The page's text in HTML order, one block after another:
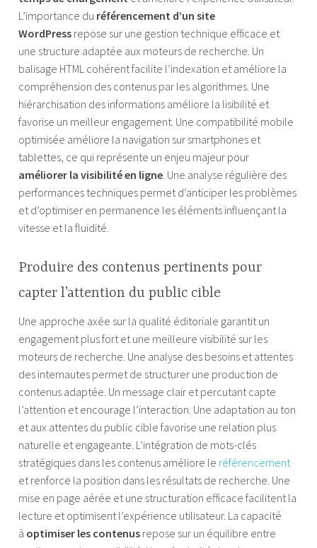
L’importance du référencement d’un site
WordPress repose sur une gestion technique efficace et
une structure adaptée aux moteurs de recherche. Un
balisage HTML cohérent facilite l’indexation et améliore la
compréhension des contenus par les algorithmes. Une
hiérarchisation des informations améliore la lisibilité et
favorise un meilleur engagement. Une compatibilité mobile
optimisée améliore la navigation sur smartphones et
tablettes, ce qui représente un enjeu majeur pour
améliorer la visibilité en ligne . Une analyse régulière des
performances techniques permet d’anticiper les problèmes
et d’optimiser en permanence les éléments influençant la
vitesse et la fluidité.
Produire des contenus pertinents pour
capter l’attention du public cible
Une approche axée sur la qualité éditoriale garantit un
engagement plus fort et une meilleure visibilité sur les
moteurs de recherche. Une analyse des besoins et attentes
des internautes permet de structurer une production de
contenus adaptée. Un message clair et percutant capte
l’attention et encourage l’interaction. Une adaptation au ton
et aux attentes du public cible favorise une relation plus
naturelle et engageante. L’intégration de mots-clés
stratégiques dans les contenus améliore le référencement
et renforce la position dans les résultats de recherche. Une
mise en page aérée et une structuration efficace facilitent la
lecture et optimisent l’expérience utilisateur. La capacité
à optimiser les contenus repose sur un équilibre entre